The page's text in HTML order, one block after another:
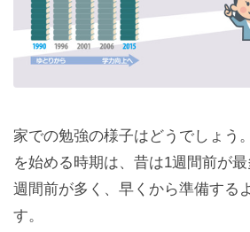
家での勉強の様子はどうでしょう
を始める時期は、昔は1週間前が
週間前が多く、早くから準備する
す。